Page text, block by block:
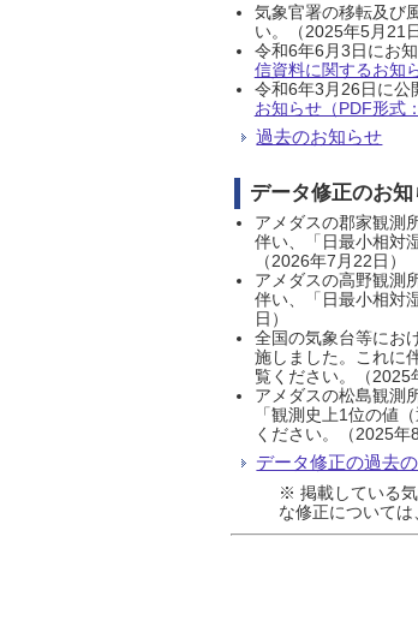
気象官署の移転及び
い。（2025年5月21日
令和6年6月3日にお
信資料に関するお知
令和6年3月26日に公
お知らせ（PDF形式
過去のお知らせ
データ修正のお知
アメダスの郡家観測
伴い、「日最小相対
（2026年7月22日）
アメダスの高野観測
伴い、「日最小相対
日）
全国の気象台等にお
施しました。これに
覧ください。（2025
アメダスの松島観測
「観測史上1位の値
ください。（2025年
データ修正の過去
※ 掲載している
な修正については